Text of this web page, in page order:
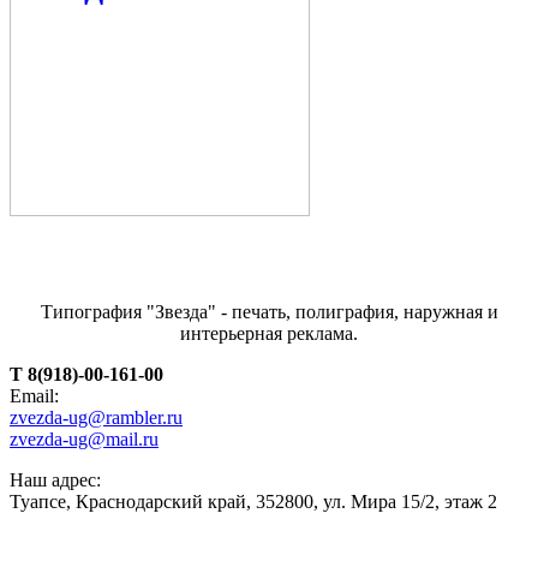
Типография "Звезда" - печать, полиграфия, наружная и
интерьерная реклама.
T 8(918)-00-161-00
Email:
zvezda-ug@rambler.ru
zvezda-ug@mail.ru
Наш адрес:
Туапсе, Краснодарский край, 352800, ул. Мира 15/2, этаж 2